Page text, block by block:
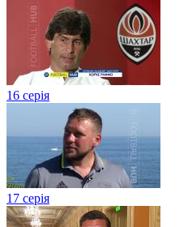
16 серія
17 серія